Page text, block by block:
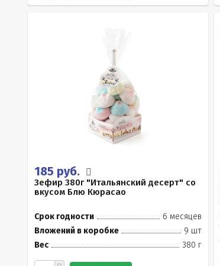
185 руб.
Зефир 380г "Итальянский десерт" со
вкусом Блю Кюрасао
Срок годности
6 месяцев
Вложений в коробке
9 шт
Вес
380 г